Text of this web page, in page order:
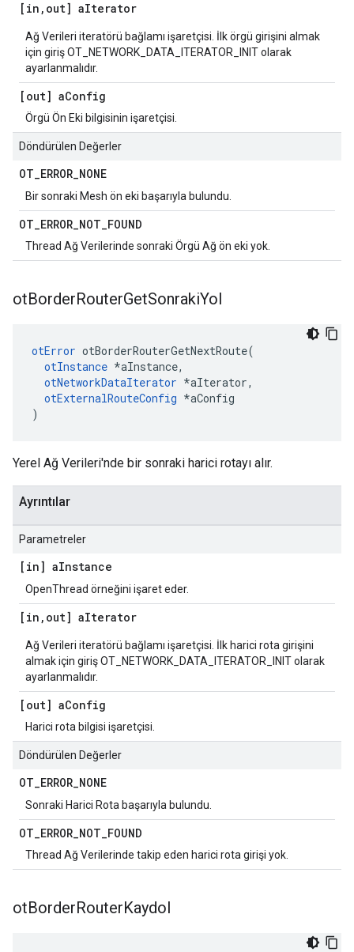
[in , out] aIterator
Ağ Verileri iteratörü bağlamı işaretçisi. İlk örgü girişini almak
için giriş OT_NETWORK_DATA_ITERATOR_INIT olarak
ayarlanmalıdır.
[out] aConfig
Örgü Ön Eki bilgisinin işaretçisi.
Döndürülen Değerler
OT_ERROR_NONE
Bir sonraki Mesh ön eki başarıyla bulundu.
OT_ERROR_NOT_FOUND
Thread Ağ Verilerinde sonraki Örgü Ağ ön eki yok.
otBorderRouterGetSonrakiYol
otError otBorderRouterGetNextRoute(
otInstance *aInstance,
otNetworkDataIterator *aIterator,
otExternalRouteConfig *aConfig
)
Yerel Ağ Verileri'nde bir sonraki harici rotayı alır.
Ayrıntılar
Parametreler
[in] aInstance
OpenThread örneğini işaret eder.
[in , out] aIterator
Ağ Verileri iteratörü bağlamı işaretçisi. İlk harici rota girişini
almak için giriş OT_NETWORK_DATA_ITERATOR_INIT olarak
ayarlanmalıdır.
[out] aConfig
Harici rota bilgisi işaretçisi.
Döndürülen Değerler
OT_ERROR_NONE
Sonraki Harici Rota başarıyla bulundu.
OT_ERROR_NOT_FOUND
Thread Ağ Verilerinde takip eden harici rota girişi yok.
otBorderRouterKaydol